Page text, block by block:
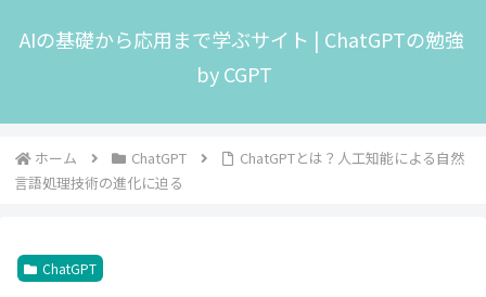
AIの基礎から応用まで学ぶサイト | ChatGPTの勉強
by CGPT
ホーム ChatGPT
ChatGPTとは？人工知能による自然
言語処理技術の進化に迫る
ChatGPT